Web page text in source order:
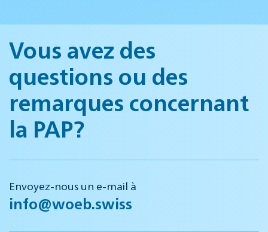
Vous avez des
questions ou des
remarques concernant
la PAP?
Envoyez-nous un e-mail à
info@woeb.swiss